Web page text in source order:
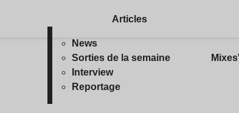
Articles
News
Sorties de la semaine
Interview
Reportage
Mixes